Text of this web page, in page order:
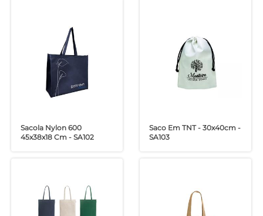
Sacola Nylon 600
45x38x18 Cm - SA102
Saco Em TNT - 30x40cm -
SA103